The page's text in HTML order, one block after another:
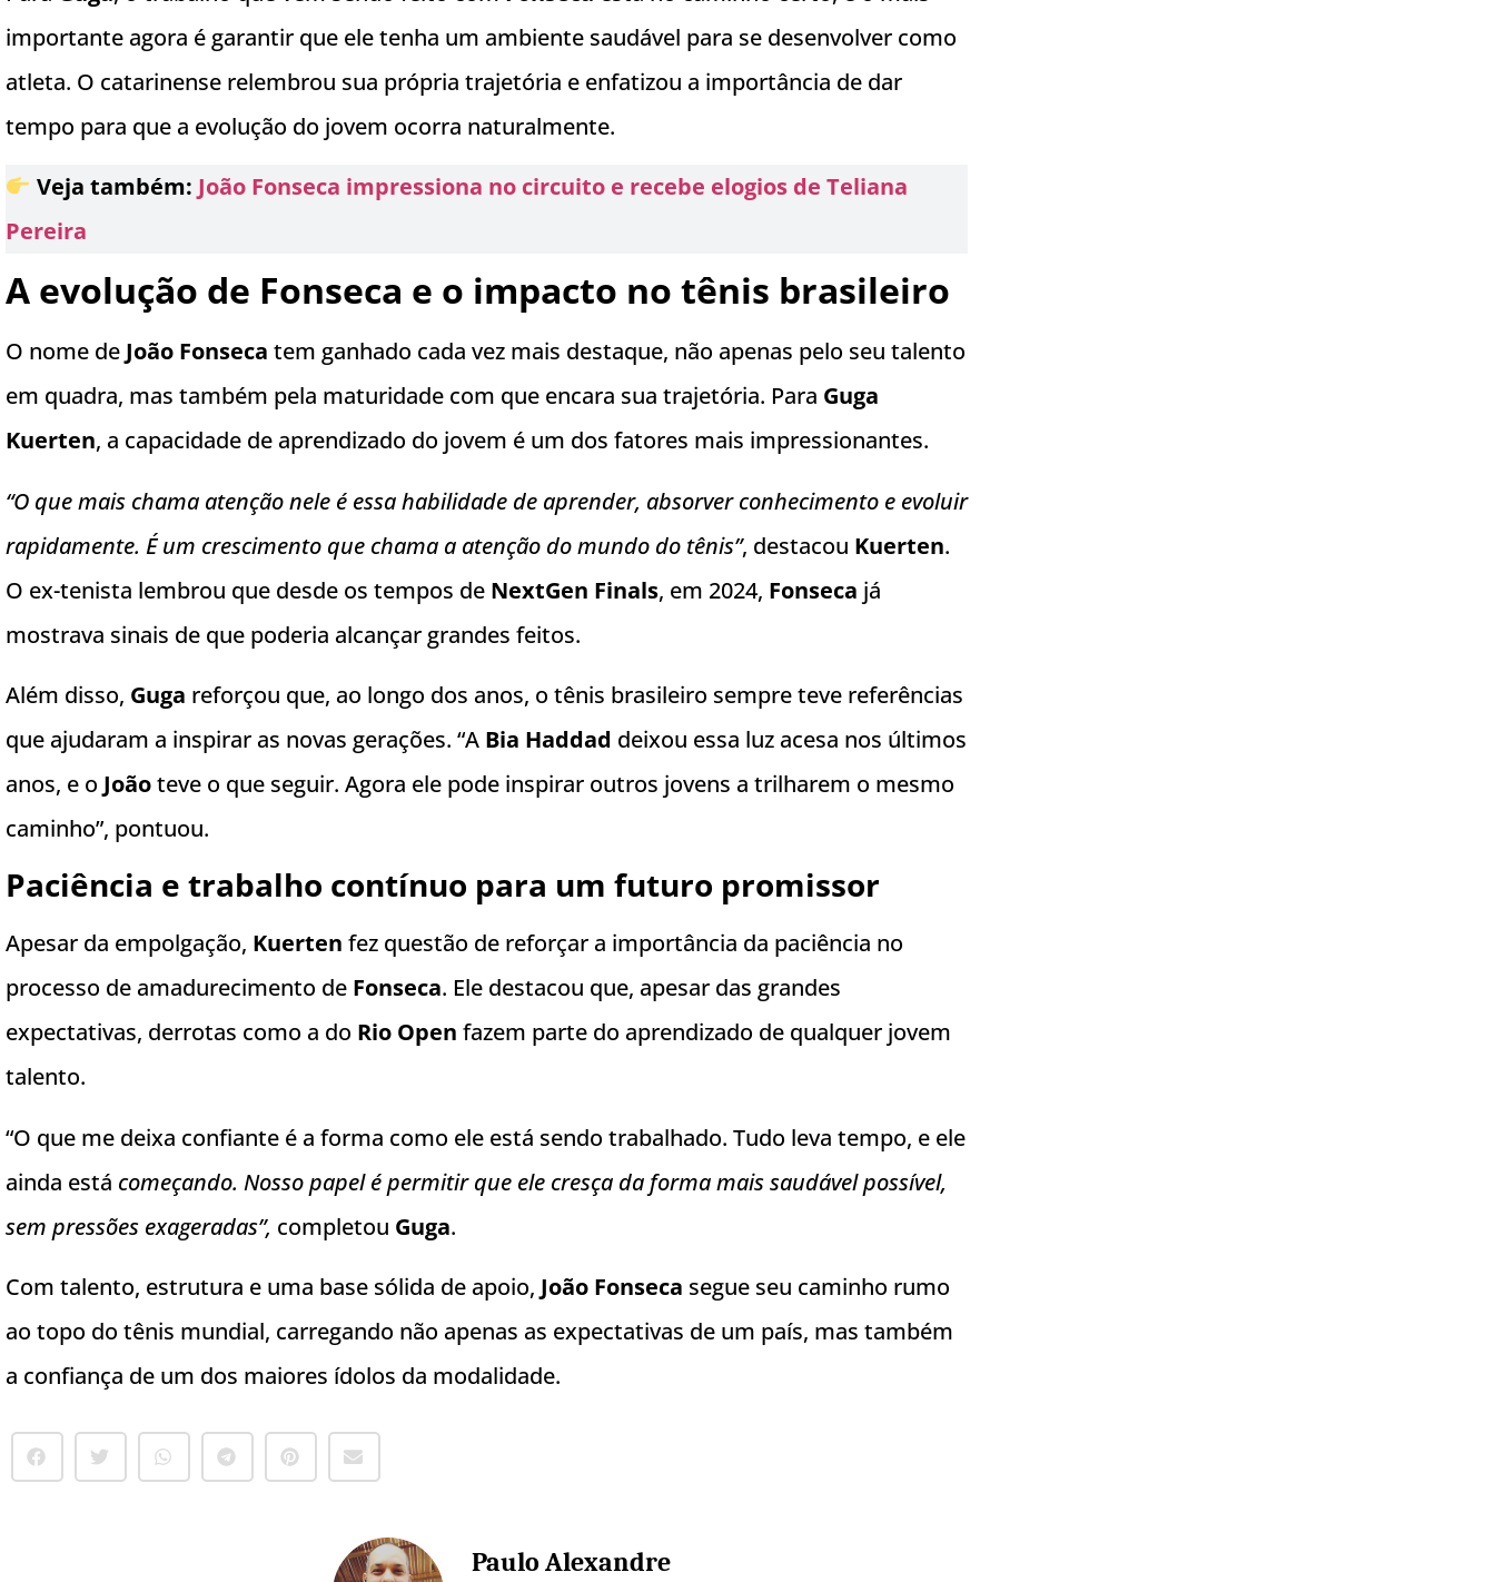
importante agora é garantir que ele tenha um ambiente saudável para se desenvolver como
atleta. O catarinense relembrou sua própria trajetória e enfatizou a importância de dar
tempo para que a evolução do jovem ocorra naturalmente.
Veja também: João Fonseca impressiona no circuito e recebe elogios de Teliana
Pereira
A evolução de Fonseca e o impacto no tênis brasileiro
O nome de João Fonseca tem ganhado cada vez mais destaque, não apenas pelo seu talento
em quadra, mas também pela maturidade com que encara sua trajetória. Para Guga
Kuerten, a capacidade de aprendizado do jovem é um dos fatores mais impressionantes.
“O que mais chama atenção nele é essa habilidade de aprender, absorver conhecimento e evoluir
rapidamente. É um crescimento que chama a atenção do mundo do tênis”, destacou Kuerten.
O ex-tenista lembrou que desde os tempos de NextGen Finals, em 2024, Fonseca já
mostrava sinais de que poderia alcançar grandes feitos.
Além disso, Guga reforçou que, ao longo dos anos, o tênis brasileiro sempre teve referências
que ajudaram a inspirar as novas gerações. “A Bia Haddad deixou essa luz acesa nos últimos
anos, e o Joãoteve o que seguir. Agora ele pode inspirar outros jovens a trilharem o mesmo
caminho”, pontuou.
Paciência e trabalho contínuo para um futuro promissor
Apesar da empolgação, Kuerten fez questão de reforçar a importância da paciência no
processo de amadurecimento de Fonseca. Ele destacou que, apesar das grandes
expectativas, derrotas como a do Rio Open fazem parte do aprendizado de qualquer jovem
talento.
“O que me deixa confiante é a forma como ele está sendo trabalhado. Tudo leva tempo, e ele
ainda está começando. Nosso papel é permitir que ele cresça da forma mais saudável possível,
sem pressões exageradas”, completou Guga.
Com talento, estrutura e uma base sólida de apoio, João Fonseca segue seu caminho rumo
ao topo do tênis mundial, carregando não apenas as expectativas de um país, mas também
a confiança de um dos maiores ídolos da modalidade.
Paulo Alexandre